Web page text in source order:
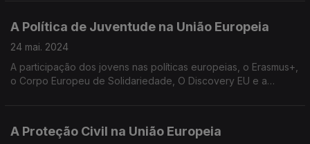
A Política de Juventude na União Europeia
24 mai. 2024
A participação dos jovens nas políticas europeias, o Erasmus+,
o Corpo Europeu de Solidariedade, O Discovery EU e a
A Proteção Civil na União Europeia